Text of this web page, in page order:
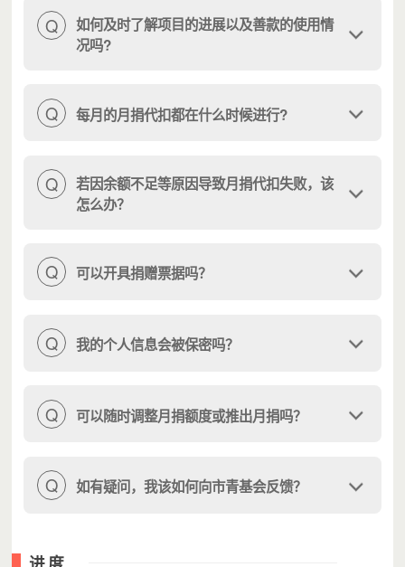
Q
如何及时了解项目的进展以及善款的使用情
况吗?
Q 每月的月捐代扣都在什么时候进行?
Q
若因余额不足等原因导致月捐代扣失败，该
怎么办？
Q 可以开具捐赠票据吗？
Q 我的个人信息会被保密吗？
Q 可以随时调整月捐额度或推出月捐吗？
Q 如有疑问，我该如何向市青基会反馈？